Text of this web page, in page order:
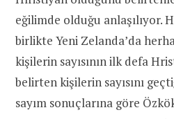
eğilimde olduğu anlaşılıyor.
birlikte Yeni Zelanda’da
kişilerin sayısının ilk defa
belirten kişilerin sayısını
sayım sonuçlarına göre